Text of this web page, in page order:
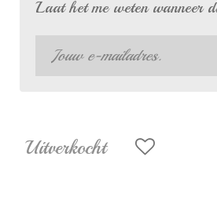
Laat het me weten wanneer
Uitverkocht